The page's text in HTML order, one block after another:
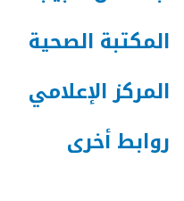
المكتبة الصحية
المركز الإعلامي
روابط أخرى